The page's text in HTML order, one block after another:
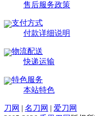
售后服务政策
支付方式
付款详细说明
物流配送
快递运输
特色服务
本站特色
刀网 | 名刀网 | 爱刀网